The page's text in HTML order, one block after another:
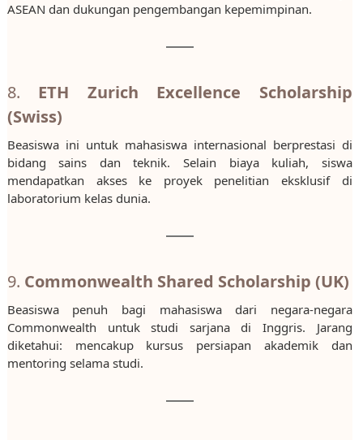
ASEAN dan dukungan pengembangan kepemimpinan.
8. ETH Zurich Excellence Scholarship
(Swiss)
Beasiswa ini untuk mahasiswa internasional berprestasi di
bidang sains dan teknik. Selain biaya kuliah, siswa
mendapatkan akses ke proyek penelitian eksklusif di
laboratorium kelas dunia.
9. Commonwealth Shared Scholarship (UK)
Beasiswa penuh bagi mahasiswa dari negara-negara
Commonwealth untuk studi sarjana di Inggris. Jarang
diketahui: mencakup kursus persiapan akademik dan
mentoring selama studi.